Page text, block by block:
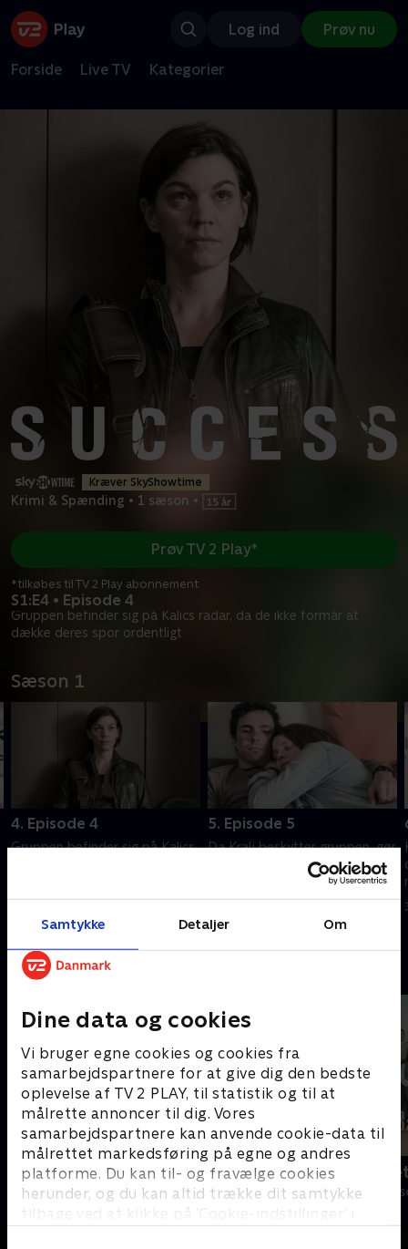
Samtykke Detaljer Om
Dine data og cookies
Vi bruger egne cookies og cookies fra
samarbejdspartnere for at give dig den bedste
oplevelse af TV 2 PLAY, til statistik og til at
målrette annoncer til dig. Vores
samarbejdspartnere kan anvende cookie-data til
målrettet markedsføring på egne og andres
platforme. Du kan til- og fravælge cookies
herunder, og du kan altid trække dit samtykke
tilbage ved at klikke på ’Cookie-indstillinger’ i
Log ind Prøv nu
Forside Live TV Kategorier
Kræver SkyShowtime
Krimi & Spænding • 1 sæson •
S1:E4 • Episode 4
Gruppen befinder sig på Kalics radar, da de ikke formår at
dække deres spor ordentligt
Prøv TV 2 Play*
*tilkøbes til TV 2 Play abonnement
Sæson 1
4. Episode 4
Gruppen befinder sig på Kalics
5. Episode 5
Da Kralj beskytter gruppen, gør
Kalic modstand og bliver
suspenderet. Blanka leder efter
svar
23. juni 2023 • 50 min
Andre så også
Klovn
Komedie • 11 sæsoner Drama • 10